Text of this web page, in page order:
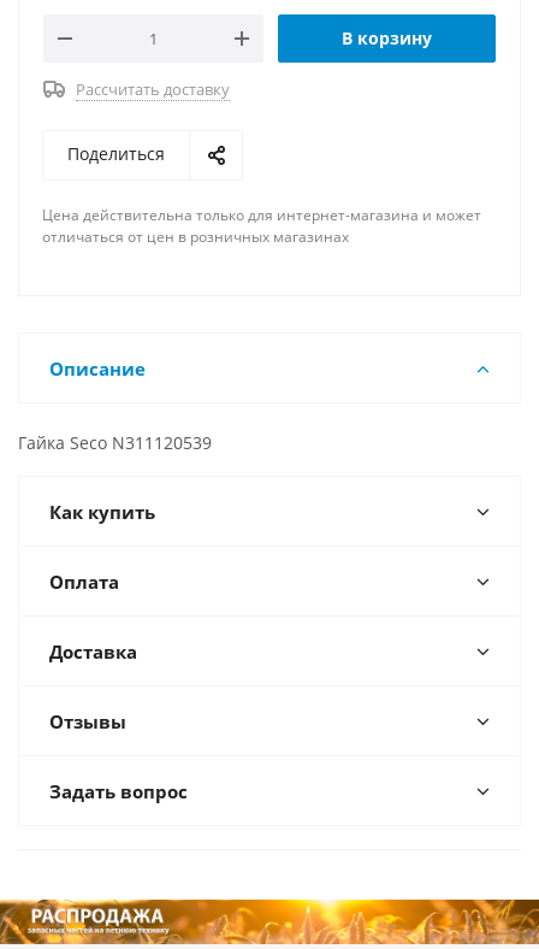
В корзину
Рассчитать доставку
Поделиться
Цена действительна только для интернет-магазина и может
отличаться от цен в розничных магазинах
Описание
Гайка Seco N311120539
Как купить
Оплата
Доставка
Отзывы
Задать вопрос